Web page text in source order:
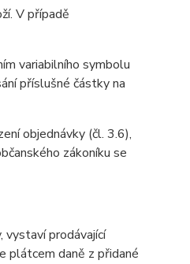
V případě
variabilního symbolu
příslušné částky na
objednávky (čl. 3.6),
zákoníku se
prodávající
plátcem daně z přidané